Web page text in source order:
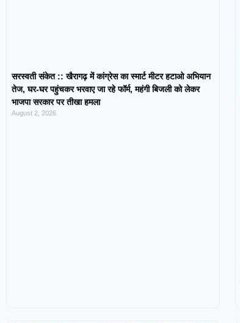
सरस्वती संकेत :: खैरागढ़ में कांग्रेस का स्मार्ट मीटर हटाओ अभियान
तेज, घर-घर पहुंचकर भरवाए जा रहे फॉर्म, महंगी बिजली को लेकर
भाजपा सरकार पर तीखा हमला
August 2, 2026